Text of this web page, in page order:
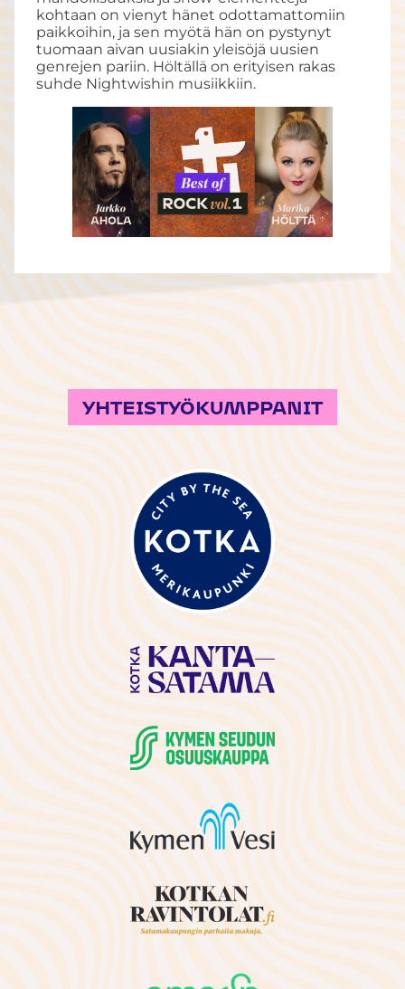
kohtaan on vienyt hänet odottamattomiin
paikkoihin, ja sen myötä hän on pystynyt
tuomaan aivan uusiakin yleisöjä uusien
genrejen pariin. Höltällä on erityisen rakas
suhde Nightwishin musiikkiin.
YHTEISTYÖKUMPPANIT